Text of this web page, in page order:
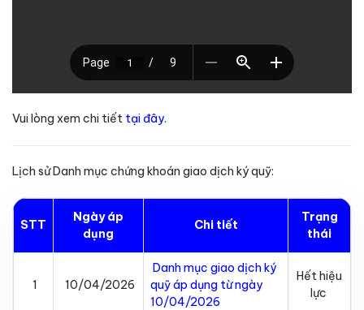
Vui lòng xem chi tiết tại đây.
Lịch sử Danh mục chứng khoán giao dịch ký quỹ:
STT
Ngày áp
dụng
Chi tiết
Trạng
thái
1 10/04/2026
Danh mục giao dịch ký
quỹ áp dụng từ ngày
10/04/2026
Hết hiệu
lực